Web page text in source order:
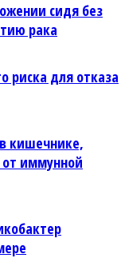
сидя без
рака
риска для отказа
кишечнике,
от иммунной